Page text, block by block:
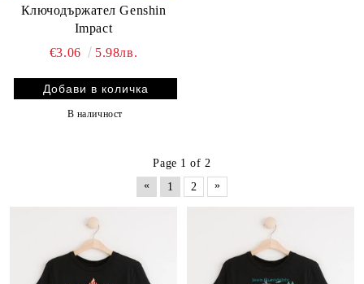
Ключодържател Genshin
Impact
€3.06
5.98лв.
В наличност
Page 1 of 2
«
1 2 »